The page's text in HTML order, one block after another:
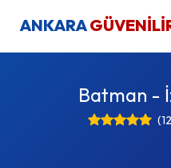
ANKARA
Batman -